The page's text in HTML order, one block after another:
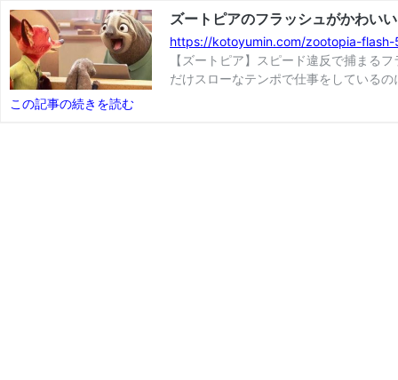
ズートピアのフラッシュがかわい
https://kotoyumin.com/zootopia-flash-
【ズートピア】スピード違反で捕ま
だけスローなテンポで仕事をしている
この記事の続きを読む